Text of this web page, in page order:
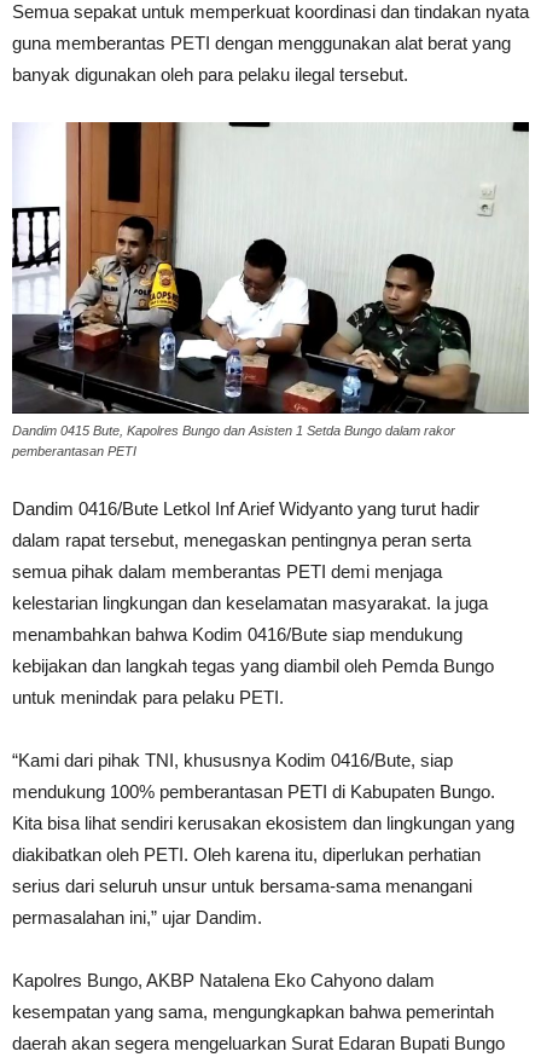
Semua sepakat untuk memperkuat koordinasi dan tindakan nyata
guna memberantas PETI dengan menggunakan alat berat yang
banyak digunakan oleh para pelaku ilegal tersebut.
Dandim 0415 Bute, Kapolres Bungo dan Asisten 1 Setda Bungo dalam rakor
pemberantasan PETI
Dandim 0416/Bute Letkol Inf Arief Widyanto yang turut hadir
dalam rapat tersebut, menegaskan pentingnya peran serta
semua pihak dalam memberantas PETI demi menjaga
kelestarian lingkungan dan keselamatan masyarakat. Ia juga
menambahkan bahwa Kodim 0416/Bute siap mendukung
kebijakan dan langkah tegas yang diambil oleh Pemda Bungo
untuk menindak para pelaku PETI.
“Kami dari pihak TNI, khususnya Kodim 0416/Bute, siap
mendukung 100% pemberantasan PETI di Kabupaten Bungo.
Kita bisa lihat sendiri kerusakan ekosistem dan lingkungan yang
diakibatkan oleh PETI. Oleh karena itu, diperlukan perhatian
serius dari seluruh unsur untuk bersama-sama menangani
permasalahan ini,” ujar Dandim.
Kapolres Bungo, AKBP Natalena Eko Cahyono dalam
kesempatan yang sama, mengungkapkan bahwa pemerintah
daerah akan segera mengeluarkan Surat Edaran Bupati Bungo